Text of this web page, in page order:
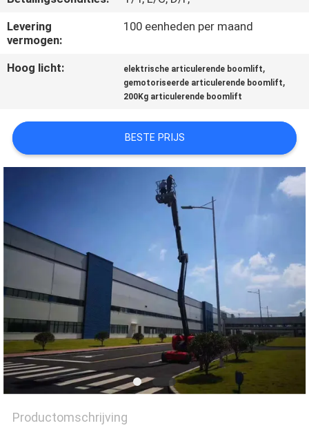
VERZOEK
OM EEN
CITAAT
PRIVACY
POLICY
Levering
vermogen:
100 eenheden per maand
Hoog licht: elektrische articulerende boomlift,
gemotoriseerde articulerende boomlift,
200Kg articulerende boomlift
BESTE PRIJS
Productomschrijving